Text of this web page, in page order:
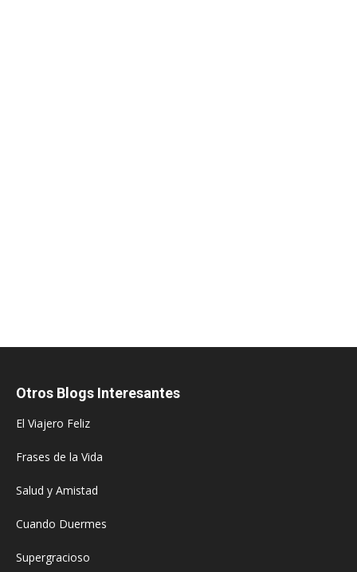
Otros Blogs Interesantes
El Viajero Feliz
Frases de la Vida
Salud y Amistad
Cuando Duermes
Supergracioso